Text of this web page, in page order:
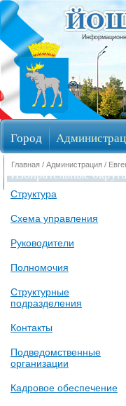
Город
Избирательные
Главная / Администрация /
Структура
Схема управления
Руководители
Полномочия
Структурные
подразделения
Контакты
Подведомственные
организации
Кадровое обеспечение